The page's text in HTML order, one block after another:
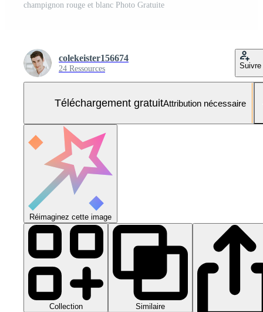
champignon rouge et blanc Photo Gratuite
colekeister156674
24 Ressources Suivre
Téléchargement gratuitAttribution nécessaire
Réimaginez cette image
Collection Similaire